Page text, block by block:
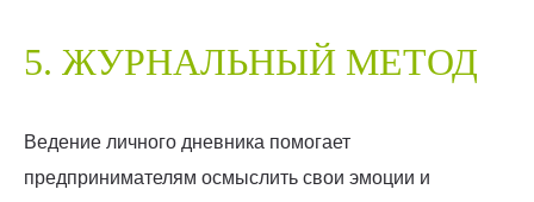
5. ЖУРНАЛЬНЫЙ МЕТОД
Ведение личного дневника помогает
предпринимателям осмыслить свои эмоции и